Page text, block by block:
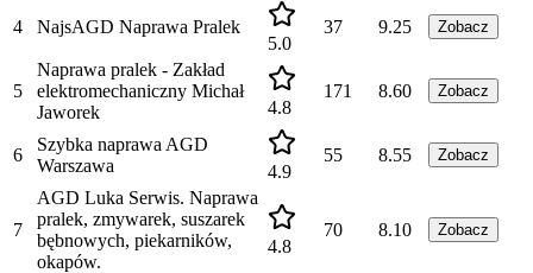
4
NajsAGD Naprawa Pralek
5.0
37 9.25 Zobacz
5
Naprawa pralek - Zakład
elektromechaniczny Michał
Jaworek
4.8
171 8.60 Zobacz
6
Szybka naprawa AGD
Warszawa
4.9
55 8.55 Zobacz
7
AGD Luka Serwis. Naprawa
pralek, zmywarek, suszarek
bębnowych, piekarników,
okapów.
4.8
70 8.10 Zobacz